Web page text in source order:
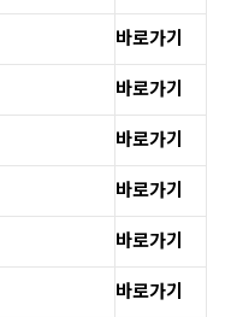
바로가기
바로가기
바로가기
바로가기
바로가기
바로가기